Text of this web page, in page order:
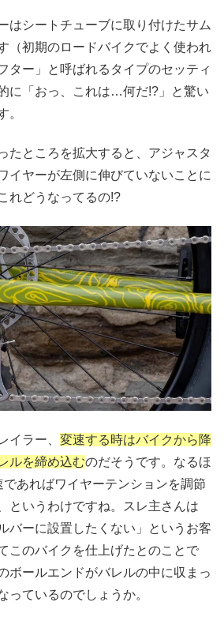
はシートチューブに取り付けたサム
（初期のロードバイクでよく使われ
ター」と呼ばれるタイプのセッティ
に「おっ、これは…何だ!?」と驚い
。
たところを拡大すると、アジャスタ
イヤーが左側に伸びていないことに
れどうなってるの!?
イラー、 変速する時はバイクから降
ルを締め込むのだそうです。なるほ
あればワイヤーテンションを調節
というわけですね。スレ主さんは
バーに設置したくない」というお客
このバイクを仕上げたとのことで
ボールエンドがバレルの中に収まっ
っているのでしょうか。